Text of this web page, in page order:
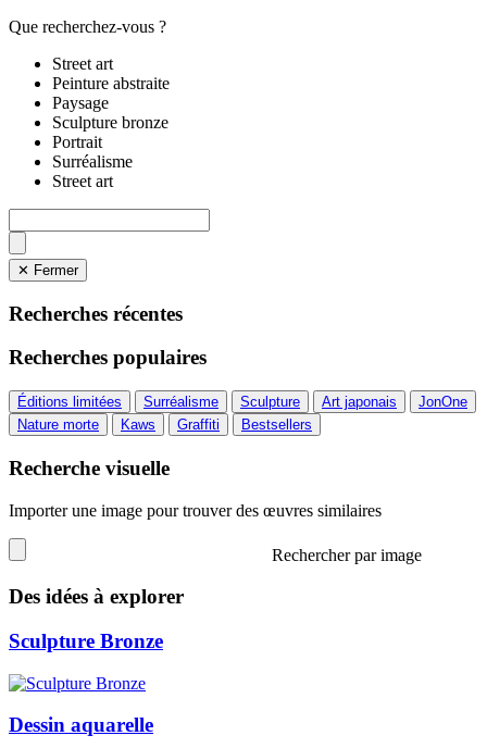
Que recherchez-vous ?
Street art
Peinture abstraite
Paysage
Sculpture bronze
Portrait
Surréalisme
Street art
✕ Fermer
Recherches récentes
Recherches populaires
Éditions limitées Surréalisme Sculpture Art japonais
JonOne
Nature morte
Kaws Graffiti Bestsellers
Recherche visuelle
Importer une image pour trouver des œuvres similaires
Rechercher par image
Des idées à explorer
Sculpture Bronze
Dessin aquarelle